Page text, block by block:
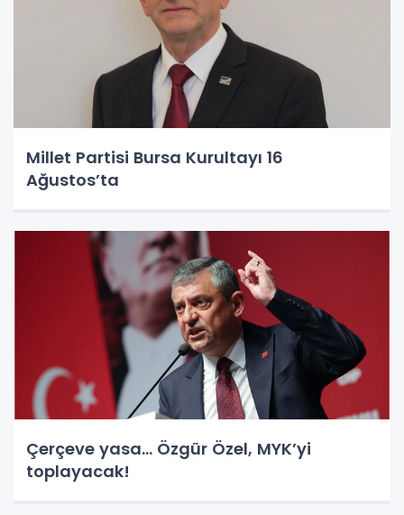
Millet Partisi Bursa Kurultayı 16
Ağustos’ta
Çerçeve yasa... Özgür Özel, MYK’yi
toplayacak!